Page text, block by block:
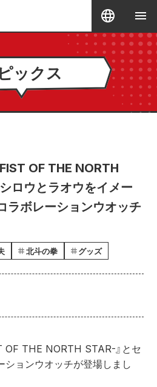
ックス
OF THE NORTH
ロウとラオウをイメー
ラボレーションウオッチ
北斗の拳 グッズ
OF THE NORTH STAR-』とセ
ションウオッチが登場しまし